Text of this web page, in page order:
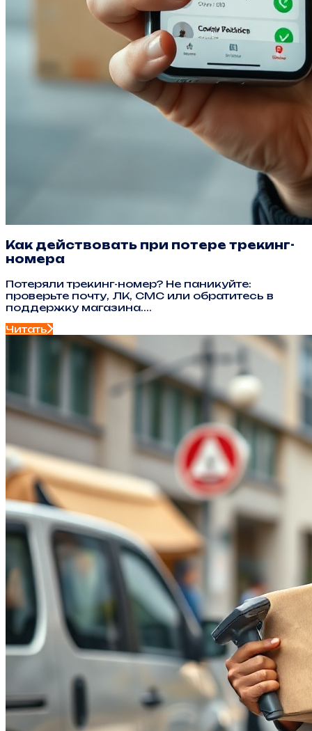
Как действовать при потере трекинг-
номера
Потеряли трекинг-номер? Не паникуйте:
проверьте почту, ЛК, СМС или обратитесь в
поддержку магазина....
Читать